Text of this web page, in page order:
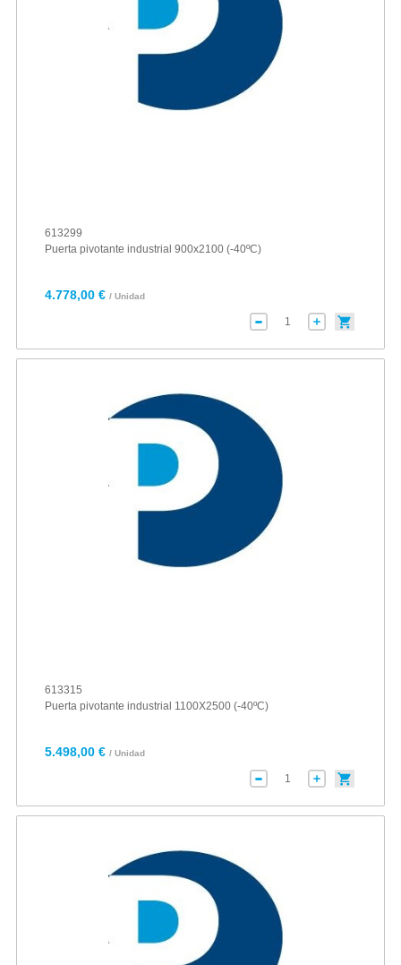
613299
Puerta pivotante industrial 900x2100 (-40ºC)
4.778,00 € / Unidad
613315
Puerta pivotante industrial 1100X2500 (-40ºC)
5.498,00 € / Unidad